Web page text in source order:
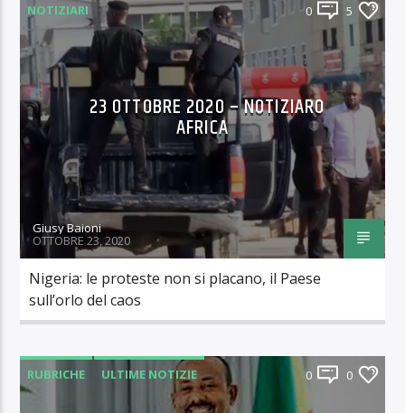
NOTIZIARI 0 5
23 OTTOBRE 2020 – NOTIZIARO
AFRICA
Giusy Baioni
OTTOBRE 23, 2020
Nigeria: le proteste non si placano, il Paese
sull’orlo del caos
RUBRICHE ULTIME NOTIZIE 0 0